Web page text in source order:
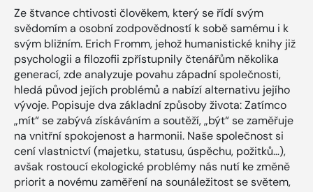
Ze štvance chtivosti člověkem, který se řídí svým
svědomím a osobní zodpovědností k sobě samému i k
svým bližním. Erich Fromm, jehož humanistické knihy již
psychologii a filozofii zpřístupnily čtenářům několika
generací, zde analyzuje povahu západní společnosti,
hledá původ jejích problémů a nabízí alternativu jejího
vývoje. Popisuje dva základní způsoby života: Zatímco
„mít“ se zabývá získáváním a soutěží, „být“ se zaměřuje
na vnitřní spokojenost a harmonii. Naše společnost si
cení vlastnictví (majetku, statusu, úspěchu, požitků…),
avšak rostoucí ekologické problémy nás nutí ke změně
priorit a novému zaměření na sounáležitost se světem,